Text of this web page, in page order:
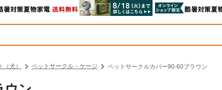
犬） ペットサークル・ケージ ペットサークルカバー90-60ブラウン